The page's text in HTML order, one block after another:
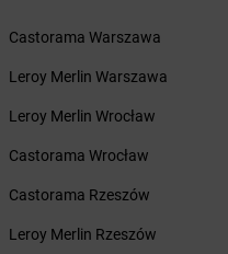
Żabka Białobrzegi
Żabka
Białogard
Żabka Białośliwie
Żabka
Białowieża
Żabka Białystok
Żabka
Bibice
Castorama Warszawa
Leroy Merlin Warszawa
Leroy Merlin Wrocław
Castorama Wrocław
Castorama Rzeszów
Leroy Merlin Rzeszów